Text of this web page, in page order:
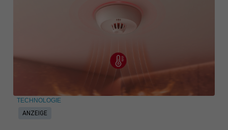
ANZEIGE
TECHNOLOGIE